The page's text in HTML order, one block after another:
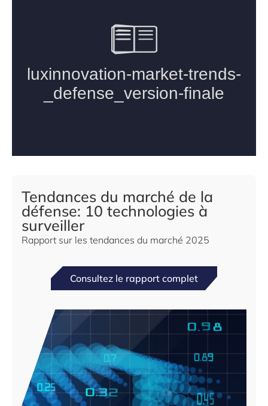
Tendances du marché de la
défense: 10 technologies à
surveiller
Rapport sur les tendances du marché 2025
Consultez le rapport complet